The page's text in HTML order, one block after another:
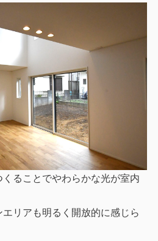
ることでやわらかな光が室内
リアも明るく開放的に感じら